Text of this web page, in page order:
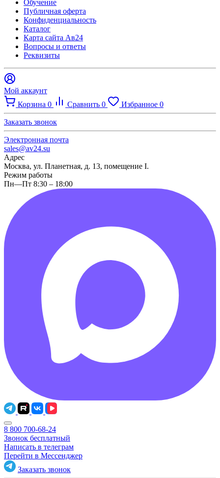
Обучение
Публичная оферта
Конфиденциальность
Каталог
Карта сайта Ав24
Вопросы и ответы
Реквизиты
Мой аккаунт
Корзина 0 Сравнить 0 Избранное 0
Заказать звонок
Электронная почта
sales@av24.su
Адрес
Москва, ул. Планетная, д. 13, помещение I.
Режим работы
Пн—Пт 8:30 – 18:00
8 800 700-68-24
Звонок бесплатный
Написать в телеграм
Перейти в Мессенджер
Заказать звонок